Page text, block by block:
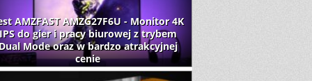
AMZFAST AMZG27F6U - Monitor 4K
do gier i pracy biurowej z trybem
Mode oraz w bardzo atrakcyjnej
cenie